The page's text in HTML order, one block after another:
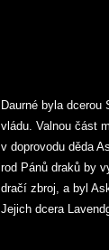
Daurné byla
vládu. Valnou část
v doprovodu děda
rod Pánů draků by
dračí zbroj, a byl
Jejich dcera